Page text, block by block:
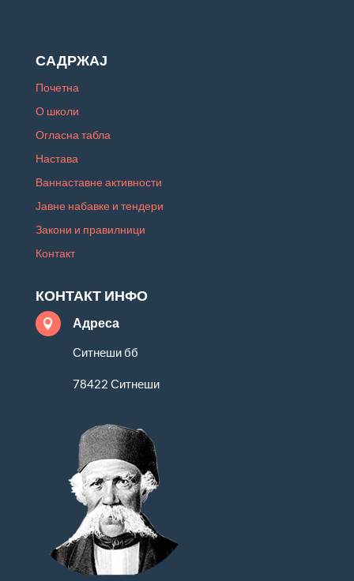
САДРЖАЈ
Почетна
О школи
Огласна табла
Настава
Ваннаставне активности
Јавне набавке и тендери
Закони и правилници
Контакт
КОНТАКТ ИНФО
 Адреса
Ситнеши бб
78422 Ситнеши